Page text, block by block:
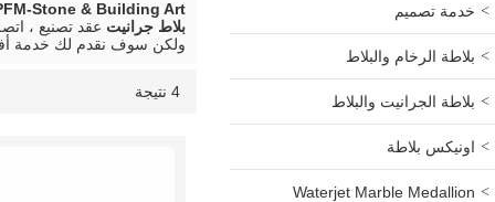
خدمة تصميم
بلاطة الرخام والبلاط
بلاطة الجرانيت والبلاط
اونيكس بلاطة
Waterjet Marble Medallion
Stone & Building Art
بلاط جرانيت عقد تصنيع ،
ولكن سوف نقدم لك خدمة
4 نتيجة قائمة